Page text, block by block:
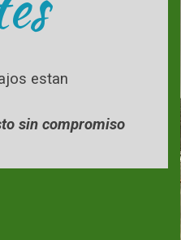
estan
sin compromiso